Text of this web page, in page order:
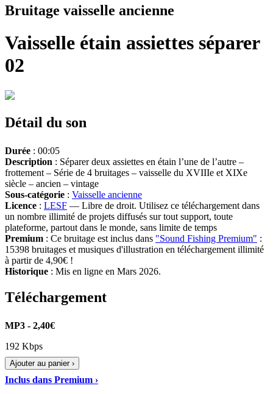
Bruitage vaisselle ancienne
Vaisselle étain assiettes séparer
02
Détail du son
Durée : 00:05
Description : Séparer deux assiettes en étain l’une de l’autre –
frottement – Série de 4 bruitages – vaisselle du XVIIIe et XIXe
siècle – ancien – vintage
Sous-catégorie : Vaisselle ancienne
Licence : LESF — Libre de droit. Utilisez ce téléchargement dans
un nombre illimité de projets diffusés sur tout support, toute
plateforme, partout dans le monde, sans limite de temps
Premium : Ce bruitage est inclus dans "Sound Fishing Premium" :
15398 bruitages et musiques d'illustration en téléchargement illimité
à partir de 4,90€ !
Historique : Mis en ligne en Mars 2026.
Téléchargement
MP3 - 2,40€
192 Kbps
Ajouter au panier ›
Inclus dans Premium ›